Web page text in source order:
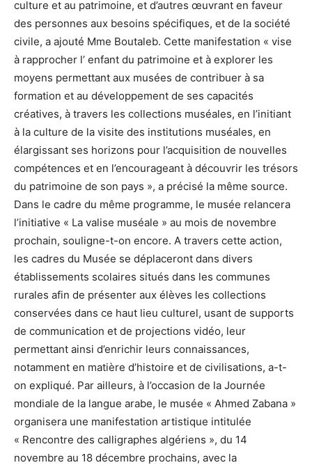
culture et au patrimoine, et d’autres œuvrant en faveur
des personnes aux besoins spécifiques, et de la société
civile, a ajouté Mme Boutaleb. Cette manifestation « vise
à rapprocher l’ enfant du patrimoine et à explorer les
moyens permettant aux musées de contribuer à sa
formation et au développement de ses capacités
créatives, à travers les collections muséales, en l’initiant
à la culture de la visite des institutions muséales, en
élargissant ses horizons pour l’acquisition de nouvelles
compétences et en l’encourageant à découvrir les trésors
du patrimoine de son pays », a précisé la même source.
Dans le cadre du même programme, le musée relancera
l’initiative « La valise muséale » au mois de novembre
prochain, souligne-t-on encore. A travers cette action,
les cadres du Musée se déplaceront dans divers
établissements scolaires situés dans les communes
rurales afin de présenter aux élèves les collections
conservées dans ce haut lieu culturel, usant de supports
de communication et de projections vidéo, leur
permettant ainsi d’enrichir leurs connaissances,
notamment en matière d’histoire et de civilisations, a-t-
on expliqué. Par ailleurs, à l’occasion de la Journée
mondiale de la langue arabe, le musée « Ahmed Zabana »
organisera une manifestation artistique intitulée
« Rencontre des calligraphes algériens », du 14
novembre au 18 décembre prochains, avec la